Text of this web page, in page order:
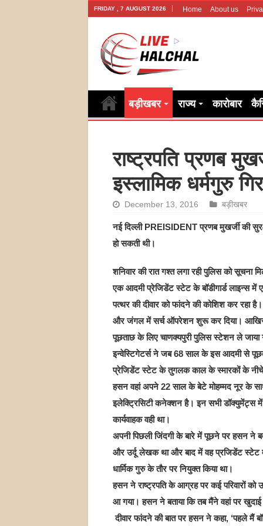
FRIDAY , 7 AUGUST 2026 Home About us
बड़ीखबर राज्य कारोबार
राष्ट्रपति प्रणब
इस्लामिक धर्मगुरु
December 13, 2016 बड़ीखबर
नई दिल्ली PREISIDENT प्रणब मुखर्जी की
हो सकती थी।
शनिवार की रात गश्त लगा रही पुलिस को सूचना
एक आदमी प्रेजिडेंट स्टेट के बॉडीगार्ड लाइन्स में
पत्थर की दीवार को फांदने की कोशिश कर रहा
और जंगल में सर्च ऑपरेशन शुरू कर दिया।
पूछताछ के लिए चाणक्यपुरी पुलिस स्टेशन ले जाया
इन्वेस्टिगेटर्स ने जब 68 साल के इस आदमी से
प्रेजिडेंट स्टेट के तुगलक काल के स्मारकों के
हसन वहां अपने 22 साल के बेटे मोहम्मद नूर के
इलेक्ट्रिसिटी कनेक्शन है। इन सभी डॉक्युमेंट्स
कार्यवाहक वही था।
अपनी पिछली जिंदगी के बारे में पूछने पर हसन ने
और उर्दू लेखक था और बाद में वह प्रजिडेंट स्टेट में
धार्मिक गुरु के तौर पर नियुक्त किया था।
हसन ने राष्ट्रपति के आग्रह पर कई परिवारों
आ गया। हसन ने बताया कि तब मैंने वहां पर
दीवार फांदने की बात पर हसन ने कहा, ‘पहले मैं